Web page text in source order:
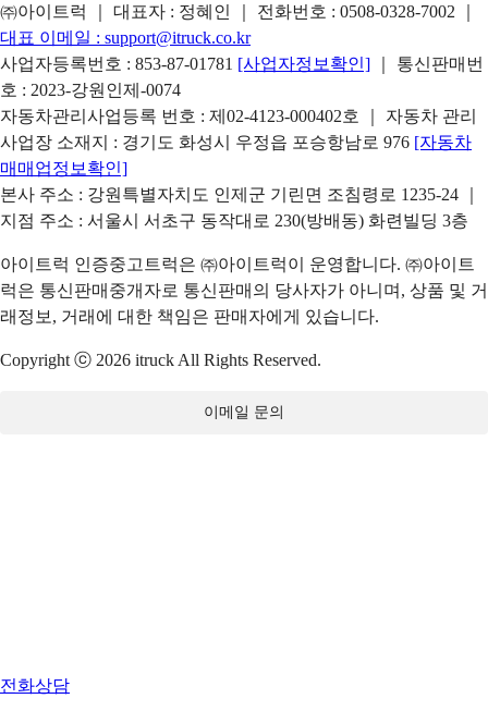
㈜아이트럭 ｜ 대표자 : 정혜인 ｜ 전화번호 : 0508-0328-7002
대표 이메일 : support@itruck.co.kr
사업자등록번호 : 853-87-01781 [사업자정보확인]
｜ 통신판매번
호 : 2023-강원인제-0074
자동차관리사업등록 번호 : 제02-4123-000402호 ｜ 자동차 관리
사업장 소재지 : 경기도 화성시 우정읍 포승항남로 976 [자동차
매매업정보확인]
본사 주소 : 강원특별자치도 인제군 기린면 조침령로 1235-24 ｜
지점 주소 : 서울시 서초구 동작대로 230(방배동) 화련빌딩 3층
아이트럭 인증중고트럭은 ㈜아이트럭이 운영합니다. ㈜아이트
럭은 통신판매중개자로 통신판매의 당사자가 아니며, 상품 및 거
래정보, 거래에 대한 책임은 판매자에게 있습니다.
Copyright ⓒ 2026 itruck All Rights Reserved.
이메일 문의
전화상담